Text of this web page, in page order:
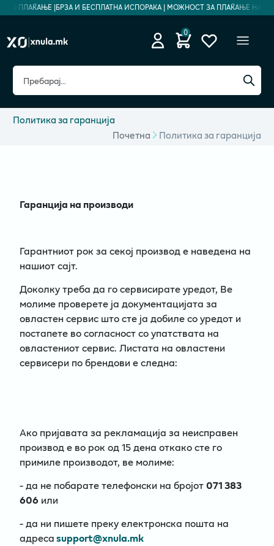
ПЛАЌАЊЕ |БРЗА И БЕСПЛАТНА ИСПОРАКА | МОЖНОСТ ЗА ПЛАЌАЊЕ НА
0
Политика за гаранција
Почетна
Политика за гаранција
Гаранција на производи
Гарантниот рок за секој производ е наведена на
нашиот сајт.
Доколку треба да го сервисирате уредот, Ве
молиме проверете ја документацијата за
овластен сервис што сте ја добиле со уредот и
постапете во согласност со упатствата на
овластениот сервис. Листата на овластени
сервисери по брендови е следна:
Ако пријавата за рекламација за неисправен
производ е во рок од 15 дена откако сте го
примиле производот, ве молиме:
- да не побарате телефонски на бројот071 383
606или
- да ни пишете преку електронска пошта на
адресаsupport@xnula.mk